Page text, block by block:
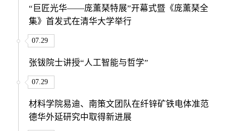
“巨匠光华——庞薰琹特展”开幕式暨《庞薰琹全
集》首发式在清华大学举行
07.29
张钹院士讲授“人工智能与哲学”
07.29
材料学院易迪、南策文团队在纤锌矿铁电体准范
德华外延研究中取得新进展